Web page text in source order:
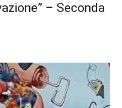
– Seconda